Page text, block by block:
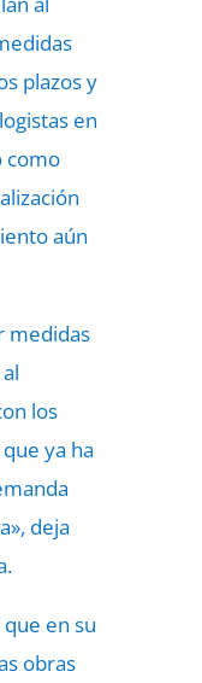
plazos y
en
como
aún
medidas
los
ya ha
deja
que en su
obras